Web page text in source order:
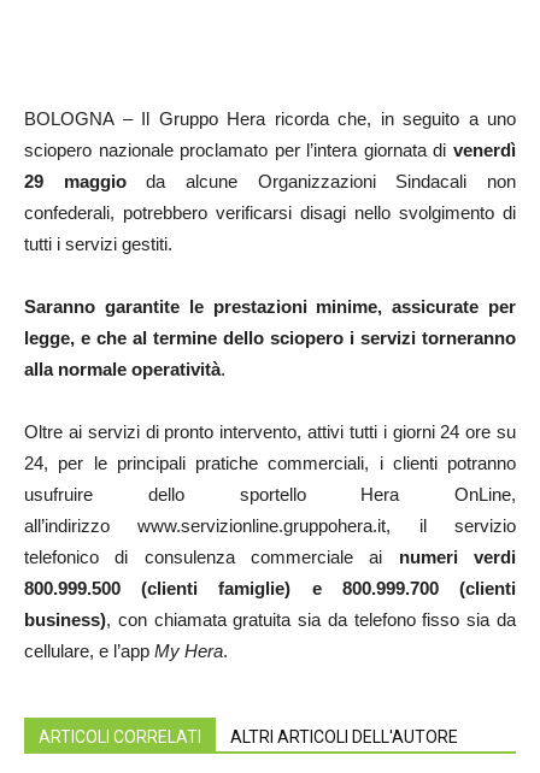
BOLOGNA – Il Gruppo Hera ricorda che, in seguito a uno
sciopero nazionale proclamato per l’intera giornata di venerdì
29 maggioda alcune Organizzazioni Sindacali non
confederali, potrebbero verificarsi disagi nello svolgimento di
tutti i servizi gestiti.
Saranno garantite le prestazioni minime, assicurate per
legge, e che al termine dello sciopero i servizi torneranno
alla normale operatività.
Oltre ai servizi di pronto intervento, attivi tutti i giorni 24 ore su
24, per le principali pratiche commerciali, i clienti potranno
usufruire dello sportello Hera OnLine,
all’indirizzo www.servizionline.gruppohera.it, il servizio
telefonico di consulenza commerciale ai numeri verdi
800.999.500 (clienti famiglie) e 800.999.700 (clienti
business), con chiamata gratuita sia da telefono fisso sia da
cellulare, e l’app My Hera.
ARTICOLI CORRELATI ALTRI ARTICOLI DELL'AUTORE